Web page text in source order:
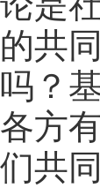
共
？
方
共